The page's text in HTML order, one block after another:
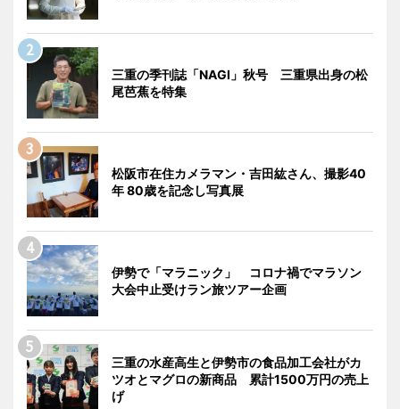
三重の季刊誌「NAGI」秋号 三重県出身の松
尾芭蕉を特集
松阪市在住カメラマン・吉田紘さん、撮影40
年 80歳を記念し写真展
伊勢で「マラニック」 コロナ禍でマラソン
大会中止受けラン旅ツアー企画
三重の水産高生と伊勢市の食品加工会社がカ
ツオとマグロの新商品 累計1500万円の売上
げ